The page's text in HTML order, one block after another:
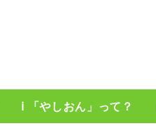
ℹ️ 「やしおん」って？